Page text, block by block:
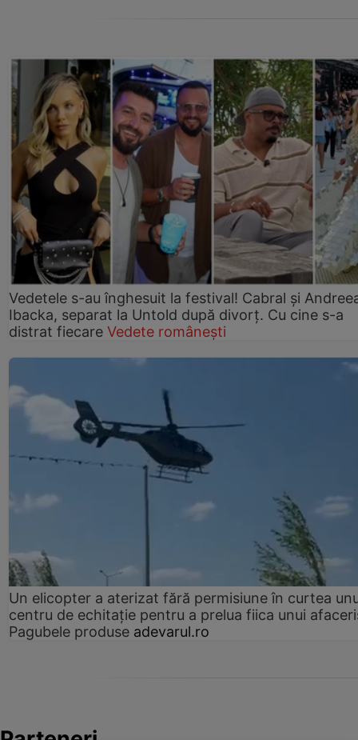
Vedetele s-au înghesuit la festival! Cabral și
Ibacka, separat la Untold după divorț. Cu cine s-a
distrat fiecare Vedete românești
Un elicopter a aterizat fără permisiune în curtea
centru de echitație pentru a prelua fiica unui
Pagubele produse adevarul.ro